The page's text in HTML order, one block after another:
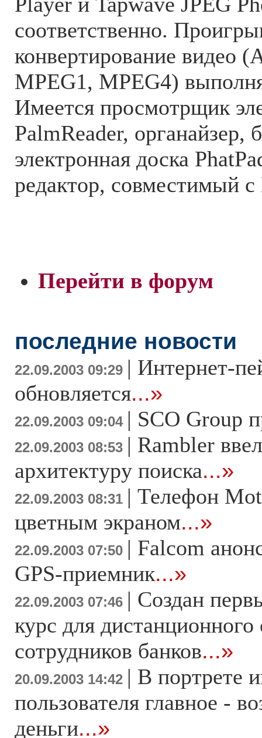
соответственно.
конвертирование видео
MPEG1, MPEG4)
Имеется просмотрщик
PalmReader, органайзер,
электронная доска
редактор, совместимый
Перейти в форум
последние новости
22.09.2003 09:29 | Интернет-
обновляется...»
22.09.2003 09:04 | SCO Group
22.09.2003 08:53 | Rambler
архитектуру поиска...»
22.09.2003 08:31 | Телефон
цветным экраном...»
22.09.2003 07:50 | Falcom
GPS-приемник...»
22.09.2003 07:46 | Создан
курс для дистанционного
сотрудников банков...»
20.09.2003 14:42 | В портрете
пользователя главное -
деньги...»